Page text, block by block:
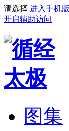
请选择 进入手机版
开启辅助访问
图集